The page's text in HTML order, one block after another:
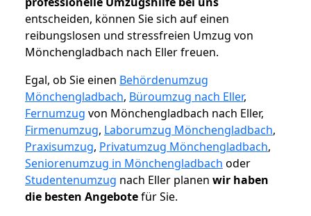
entscheiden, können Sie sich auf einen
reibungslosen und stressfreien Umzug von
Mönchengladbach nach Eller freuen.
Egal, ob Sie einen Behördenumzug
Mönchengladbach, Büroumzug nach Eller,
Fernumzug von Mönchengladbach nach Eller,
Firmenumzug, Laborumzug Mönchengladbach,
Praxisumzug, Privatumzug Mönchengladbach,
Seniorenumzug in Mönchengladbach oder
Studentenumzug nach Eller planen wir haben
die besten Angebotefür Sie.